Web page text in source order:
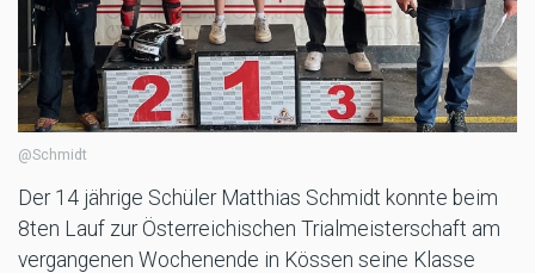
@Schmidt
Der 14 jährige Schüler Matthias Schmidt konnte beim
8ten Lauf zur Österreichischen Trialmeisterschaft am
vergangenen Wochenende in Kössen seine Klasse